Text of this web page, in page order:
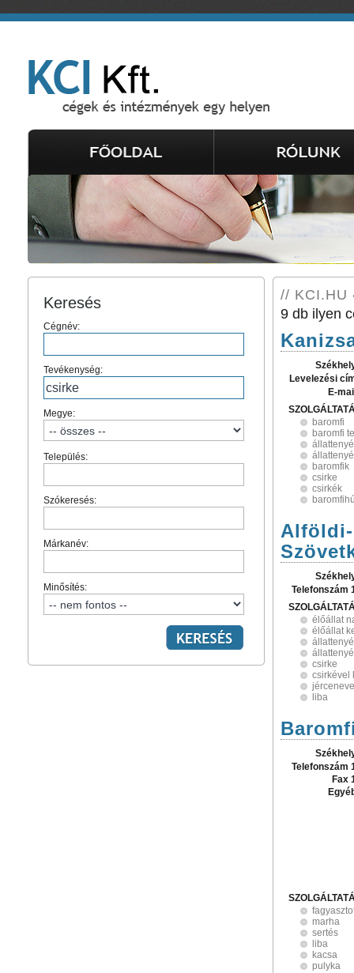
Keresés
Cégnév:
Tevékenység:
Megye:
Település:
Szókeresés:
Márkanév:
Minősítés:
// KCI.HU
9 db ilyen
Levelezési
E-
baromfi
baromfi
baromfik
csirke
csirkék
Alföldi-
Telefonszám
élőállat
élőállat
csirke
csirkével
liba
Telefonszám
Fax
marha
sertés
liba
kacsa
pulyka